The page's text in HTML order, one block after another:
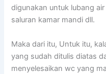
digunakan untuk lubang
saluran kamar mandi dll.
Maka dari itu, Untuk itu,
yang sudah ditulis diatas
menyelesaikan wc yang